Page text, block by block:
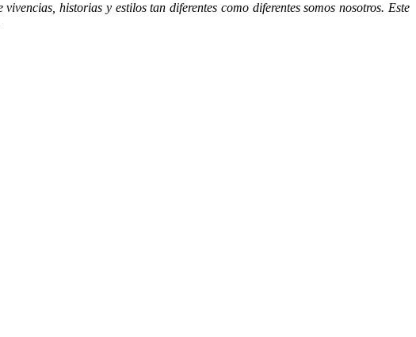
historias y estilos tan diferentes como diferentes somos nosotros. Este